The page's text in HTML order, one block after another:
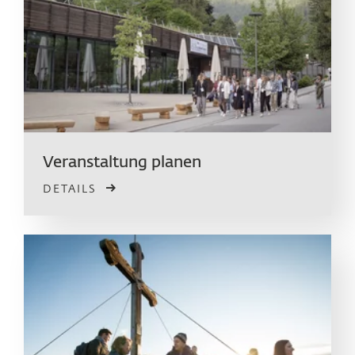
Veranstaltung planen
DETAILS